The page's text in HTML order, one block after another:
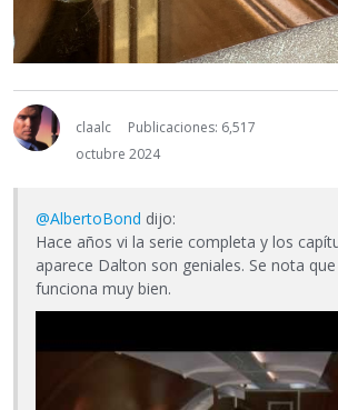
claalc
Publicaciones: 6,517
octubre 2024
@AlbertoBond dijo:
Hace años vi la serie completa y los
aparece Dalton son geniales. Se nota
funciona muy bien.